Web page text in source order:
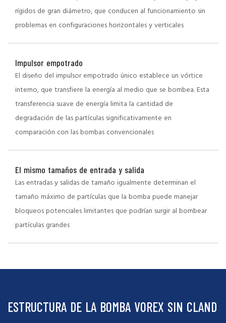
rígidos de gran diámetro, que conducen al funcionamiento sin
problemas en configuraciones horizontales y verticales
Impulsor empotrado
El diseño del impulsor empotrado único establece un vórtice
interno, que transfiere la energía al medio que se bombea. Esta
transferencia suave de energía limita la cantidad de
degradación de las partículas significativamente en
comparación con las bombas convencionales
El mismo tamaños de entrada y salida
Las entradas y salidas de tamaño igualmente determinan el
tamaño máximo de partículas que la bomba puede manejar
bloqueos potenciales limitantes que podrían surgir al bombear
partículas grandes
ESTRUCTURA DE LA BOMBA VOREX SIN CLAND